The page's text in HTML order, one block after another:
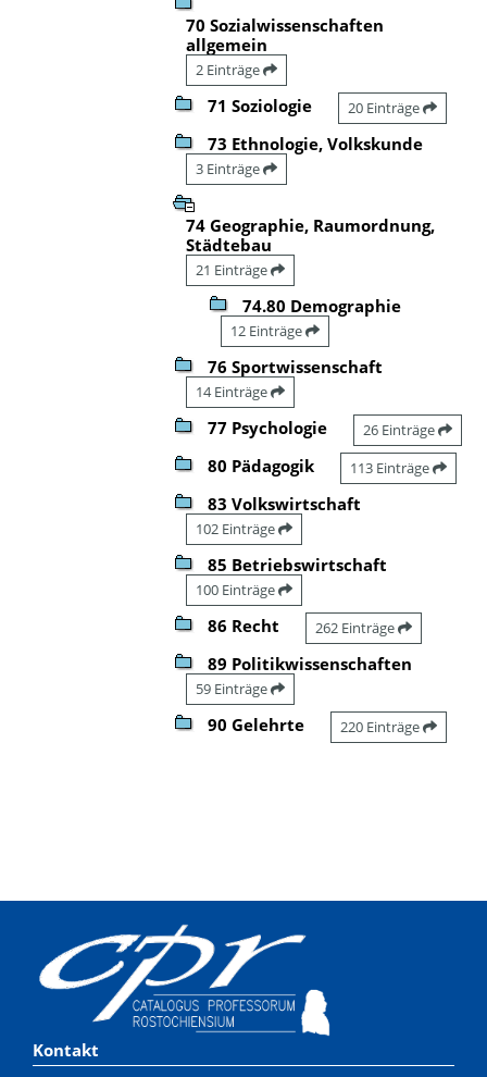
70 Sozialwissenschaften
allgemein
2 Einträge
71 Soziologie 20 Einträge
73 Ethnologie, Volkskunde
3 Einträge
74 Geographie, Raumordnung,
Städtebau
21 Einträge
74.80 Demographie
12 Einträge
76 Sportwissenschaft
14 Einträge
77 Psychologie 26 Einträge
80 Pädagogik 113 Einträge
83 Volkswirtschaft
102 Einträge
85 Betriebswirtschaft
100 Einträge
86 Recht 262 Einträge
89 Politikwissenschaften
59 Einträge
90 Gelehrte 220 Einträge
Kontakt